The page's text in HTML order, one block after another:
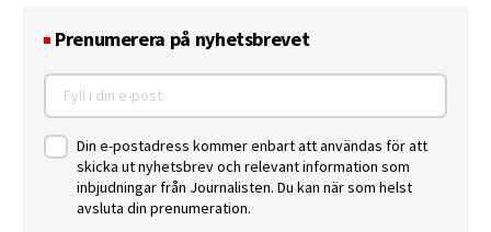
Prenumerera på nyhetsbrevet
Din e-postadress kommer enbart att användas för att
skicka ut nyhetsbrev och relevant information som
inbjudningar från Journalisten. Du kan när som helst
avsluta din prenumeration.